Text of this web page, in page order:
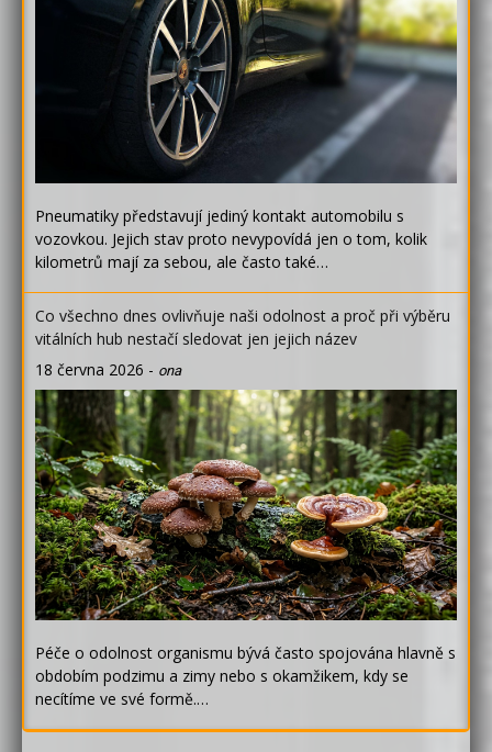
Pneumatiky představují jediný kontakt automobilu s
vozovkou. Jejich stav proto nevypovídá jen o tom, kolik
kilometrů mají za sebou, ale často také…
Co všechno dnes ovlivňuje naši odolnost a proč při výběru
vitálních hub nestačí sledovat jen jejich název
18 června 2026 - ona
Péče o odolnost organismu bývá často spojována hlavně s
obdobím podzimu a zimy nebo s okamžikem, kdy se
necítíme ve své formě.…